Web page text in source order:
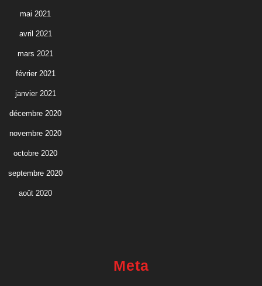
mai 2021
avril 2021
mars 2021
février 2021
janvier 2021
décembre 2020
novembre 2020
octobre 2020
septembre 2020
août 2020
Meta